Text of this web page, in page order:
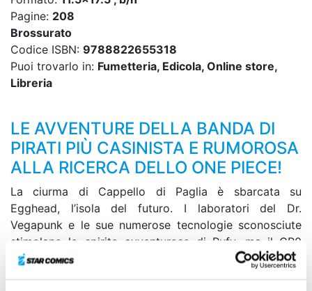
Pagine: 208
Brossurato
Codice ISBN: 9788822655318
Puoi trovarlo in: Fumetteria, Edicola, Online store,
Libreria
LE AVVENTURE DELLA BANDA DI
PIRATI PIÙ CASINISTA E RUMOROSA
ALLA RICERCA DELLO ONE PIECE!
La ciurma di Cappello di Paglia è sbarcata su
Egghead, l’isola del futuro. I laboratori del Dr.
Vegapunk e le sue numerose tecnologie sconosciute
stimolano lo spirito avventuroso di Rufy, ma il CP0
viene all’attacco e il suo intento è proprio quello di